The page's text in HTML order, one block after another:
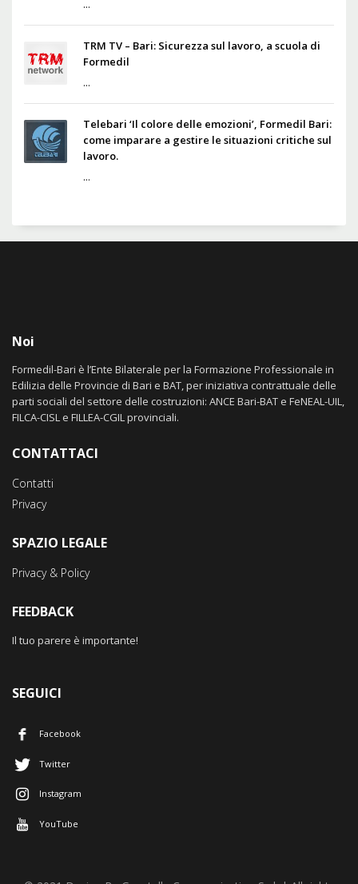
...
TRM TV – Bari: Sicurezza sul lavoro, a scuola di
Formedil
...
Telebari ‘Il colore delle emozioni’, Formedil Bari:
come imparare a gestire le situazioni critiche sul
lavoro.
...
Noi
Formedil-Bari è l’Ente Bilaterale per la Formazione Professionale in
Edilizia delle Provincie di Bari e BAT, per iniziativa contrattuale delle
parti sociali del settore delle costruzioni: ANCE Bari-BAT e FeNEAL-UIL,
FILCA-CISL e FILLEA-CGIL provinciali.
CONTATTACI
Contatti
Privacy
SPAZIO LEGALE
Privacy & Policy
FEEDBACK
Il tuo parere è importante!
SEGUICI
Facebook
Twitter
Instagram
YouTube